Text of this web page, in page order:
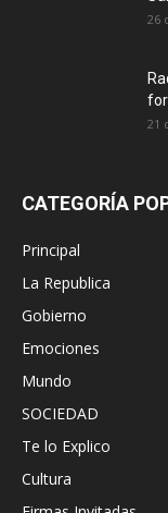
26
21
CATEGORÍA
Principal
La Republica
Gobierno
Emociones
Mundo
SOCIEDAD
Te lo Explico
Cultura